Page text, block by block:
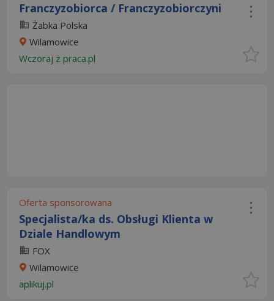
Franczyzobiorca / Franczyzobiorczyni
Żabka Polska
Wilamowice
Wczoraj z praca.pl
Oferta sponsorowana
Specjalista/ka ds. Obsługi Klienta w
Dziale Handlowym
FOX
Wilamowice
aplikuj.pl